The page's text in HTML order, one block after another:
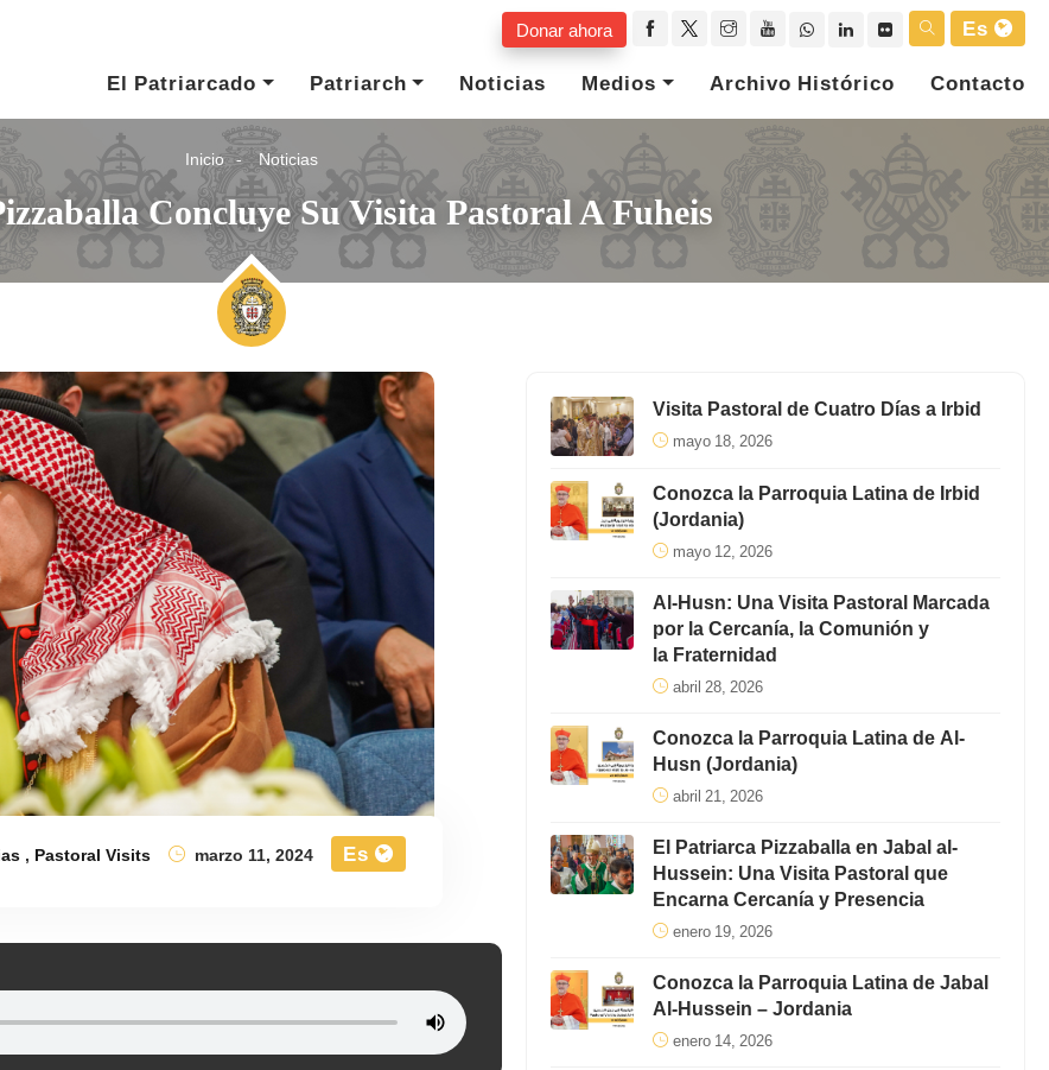
Donar ahora
Es
El Patriarcado
Patriarch Noticias Medios Archivo Histórico Contacto
Inicio Noticias
Concluye Su Visita Pastoral A Fuheis
, Pastoral Visits marzo 11, 2024 Es
Visita Pastoral de Cuatro Días a Irbid
mayo 18, 2026
Conozca la Parroquia Latina de Irbid
(Jordania)
mayo 12, 2026
Al-Husn: Una Visita Pastoral Marcada
por la Cercanía, la Comunión y
la Fraternidad
abril 28, 2026
Conozca la Parroquia Latina de Al-
Husn (Jordania)
abril 21, 2026
El Patriarca Pizzaballa en Jabal al-
Hussein: Una Visita Pastoral que
Encarna Cercanía y Presencia
enero 19, 2026
Conozca la Parroquia Latina de Jabal
Al-Hussein – Jordania
enero 14, 2026